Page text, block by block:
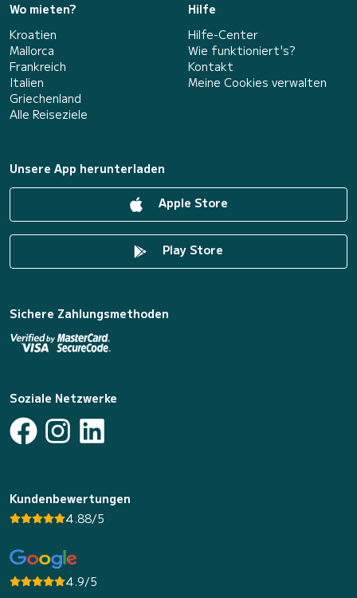
Wo mieten?
Kroatien
Mallorca
Frankreich
Italien
Griechenland
Alle Reiseziele
Hilfe
Hilfe-Center
Wie funktioniert's?
Kontakt
Meine Cookies verwalten
Unsere App herunterladen
Apple Store
Play Store
Sichere Zahlungsmethoden
Soziale Netzwerke
Kundenbewertungen
4.88/5
4.9/5